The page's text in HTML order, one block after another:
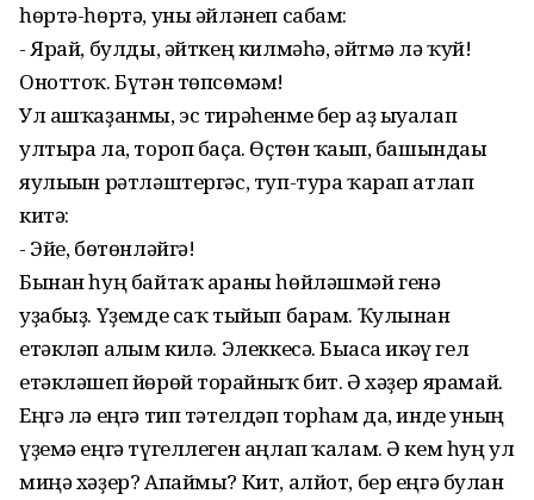
һөртә-һөртә, уны әйләнеп сабам:
- Ярай, булды, әйткең килмәһә, әйтмә лә ҡуй!
Оноттоҡ. Бүтән төпсөмәм!
Ул ашҡаҙанмы, эс тирәһенме бер аҙ ыуалап
ултыра ла, тороп баҫа. Өҫтөн ҡағып, башындағы
яулығын рәтләштергәс, туп-тура ҡарап атлап
китә:
- Эйе, бөтөнләйгә!
Бынан һуң байтаҡ араны һөйләшмәй генә
уҙабыҙ. Үҙемде саҡ тыйып барам. Ҡулынан
етәкләп алғым килә. Элеккесә. Бығаса икәү гел
етәкләшеп йөрөй торғайныҡ бит. Ә хәҙер ярамай.
Еңгә лә еңгә тип тәтелдәп торһам да, инде уның
үҙемә еңгә түгеллеген аңлап ҡалам. Ә кем һуң ул
миңә хәҙер? Апаймы? Кит, алйот, бер еңгә булған